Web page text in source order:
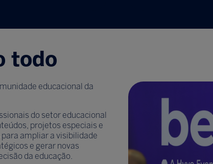
todo
educacional da
do setor educacional
projetos especiais e
ampliar a visibilidade
e gerar novas
da educação.